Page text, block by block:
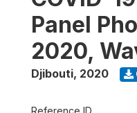
Panel
2020,
Djibouti, 2020
Reference ID